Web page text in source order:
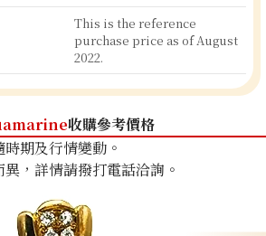
This is the reference
purchase price as of August
2022.
收購參考價格
期及行情變動。
，詳情請撥打電話洽詢。